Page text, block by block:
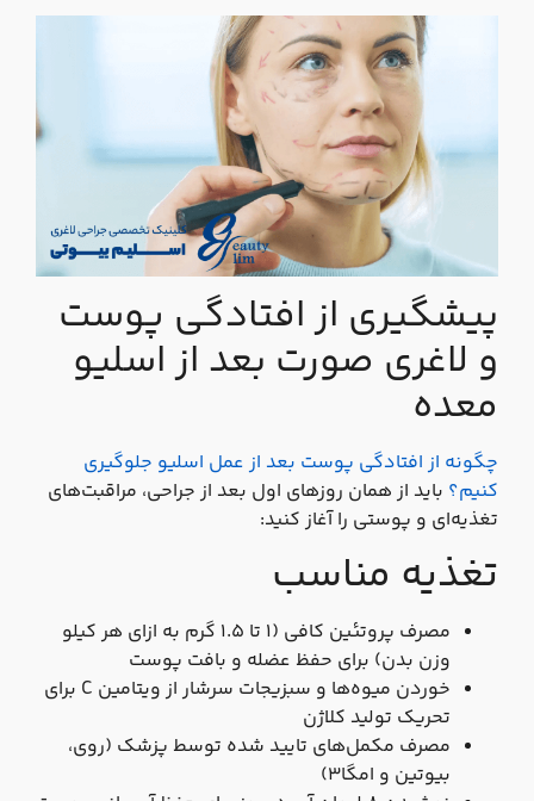
پیشگیری از افتادگی پوست
و لاغری صورت بعد از اسلیو
معده
چگونه از افتادگی پوست بعد از عمل اسلیو جلوگیری
کنیم؟باید از همان روزهای اول بعد از جراحی، مراقبت‌های
تغذیه‌ای و پوستی را آغاز کنید:
تغذیه مناسب
مصرف پروتئین کافی (۱ تا ۱.۵ گرم به ازای هر کیلو
وزن بدن) برای حفظ عضله و بافت پوست
خوردن میوه‌ها و سبزیجات سرشار از ویتامین C برای
تحریک تولید کلاژن
مصرف مکمل‌های تایید شده توسط پزشک (روی،
بیوتین و امگا۳)